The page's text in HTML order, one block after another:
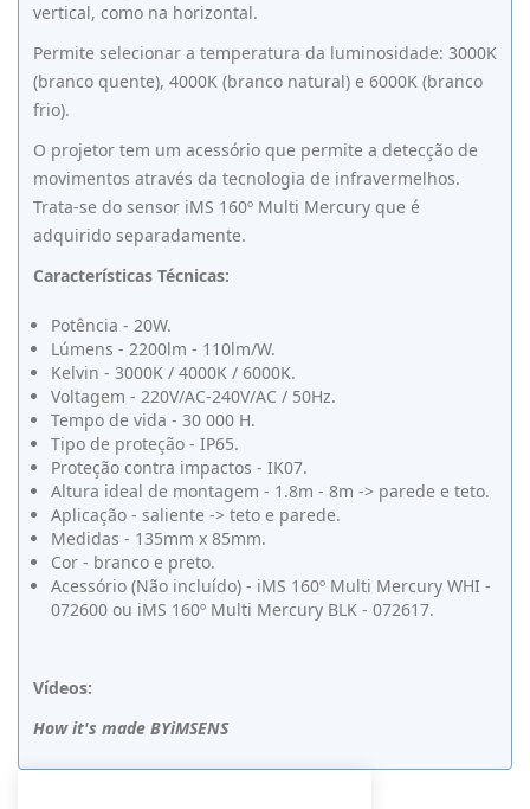
vertical, como na horizontal.
Permite selecionar a temperatura da luminosidade: 3000K
(branco quente), 4000K (branco natural) e 6000K (branco
frio).
O projetor tem um acessório que permite a detecção de
movimentos através da tecnologia de infravermelhos.
Trata-se do sensor iMS 160º Multi Mercury que é
adquirido separadamente.
Características Técnicas:
Potência - 20W.
Lúmens - 2200lm - 110lm/W.
Kelvin - 3000K / 4000K / 6000K.
Voltagem - 220V/AC-240V/AC / 50Hz.
Tempo de vida - 30 000 H.
Tipo de proteção - IP65.
Proteção contra impactos - IK07.
Altura ideal de montagem - 1.8m - 8m -> parede e teto.
Aplicação - saliente -> teto e parede.
Medidas - 135mm x 85mm.
Cor - branco e preto.
Acessório (Não incluído) - iMS 160º Multi Mercury WHI -
072600 ou iMS 160º Multi Mercury BLK - 072617.
Vídeos:
How it's made BYiMSENS